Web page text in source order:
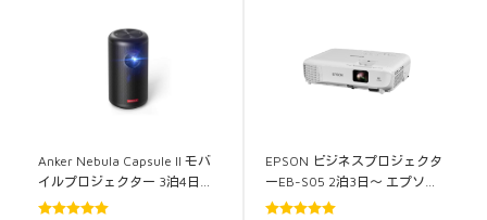
Anker Nebula Capsule II モバ
イルプロジェクター 3泊4日…
EPSON ビジネスプロジェクタ
ーEB-S05 2泊3日～ エプソ…